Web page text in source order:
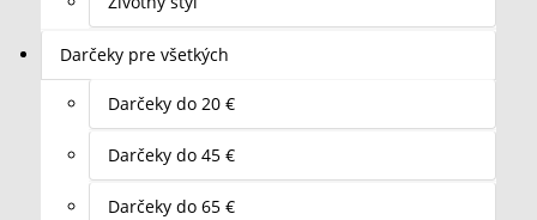
Darčeky pre všetkých
Darčeky do 20 €
Darčeky do 45 €
Darčeky do 65 €